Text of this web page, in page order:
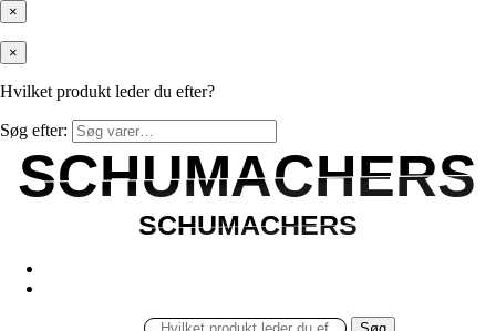
×
×
Hvilket produkt leder du efter?
Søg efter:
SCHUMACHERS
SCHUMACHERS
SCHUMACHERS
SCHUMACHERS